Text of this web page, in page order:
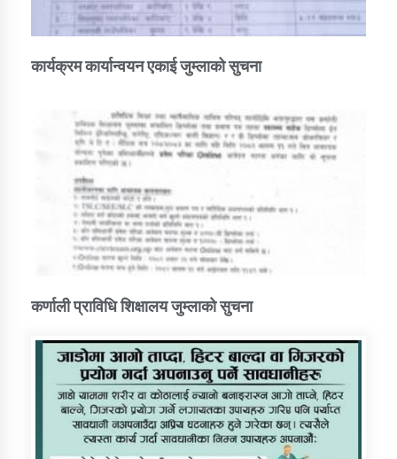
कार्यक्रम कार्यान्वयन एकाई जुम्लाको सुचना
कर्णाली प्राविधि शिक्षालय जुम्लाको सुचना